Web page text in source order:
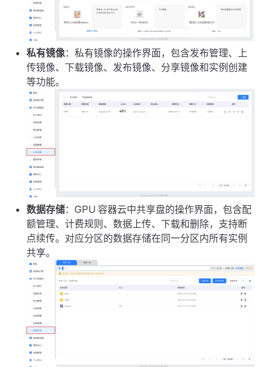
私有镜像：私有镜像的操作界面，包含发布管理、上
传镜像、下载镜像、发布镜像、分享镜像和实例创建
等功能。
数据存储：GPU 容器云中共享盘的操作界面，包含配
额管理、计费规则、数据上传、下载和删除，支持断
点续传。对应分区的数据存储在同一分区内所有实例
共享。